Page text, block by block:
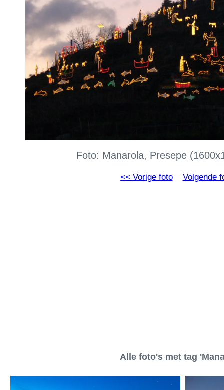
Foto: Manarola, Presepe
<< Vorige foto Volgende
Alle foto's met tag